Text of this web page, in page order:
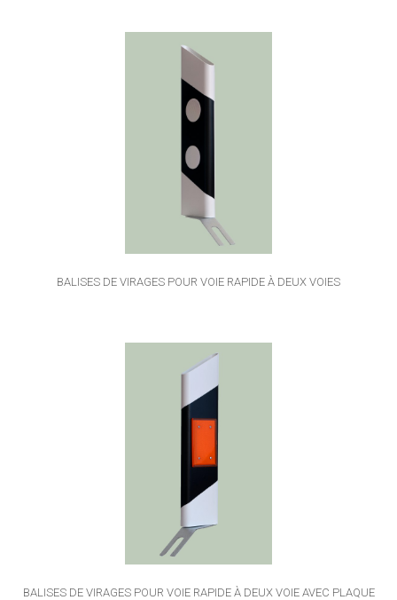
BALISES DE VIRAGES POUR VOIE RAPIDE À DEUX VOIES
BALISES DE VIRAGES POUR VOIE RAPIDE À DEUX VOIE AVEC PLAQUE